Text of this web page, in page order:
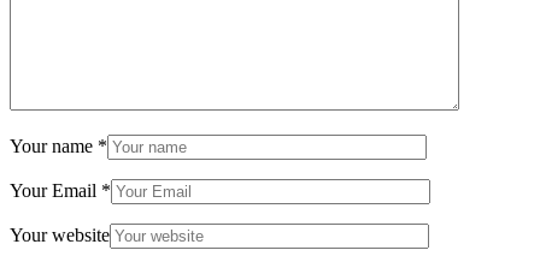
Your name *
Your Email *
Your website